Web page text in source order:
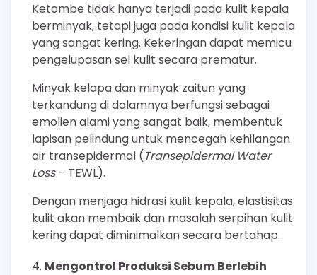
Ketombe tidak hanya terjadi pada kulit kepala
berminyak, tetapi juga pada kondisi kulit kepala
yang sangat kering. Kekeringan dapat memicu
pengelupasan sel kulit secara prematur.
Minyak kelapa dan minyak zaitun yang
terkandung di dalamnya berfungsi sebagai
emolien alami yang sangat baik, membentuk
lapisan pelindung untuk mencegah kehilangan
air transepidermal (Transepidermal Water
Loss– TEWL).
Dengan menjaga hidrasi kulit kepala, elastisitas
kulit akan membaik dan masalah serpihan kulit
kering dapat diminimalkan secara bertahap.
Mengontrol Produksi Sebum Berlebih